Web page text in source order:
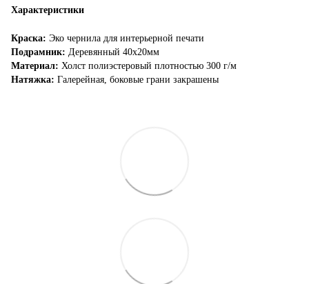
Характеристики
Краска: Эко чернила для интерьерной печати
Подрамник: Деревянный 40х20мм
Материал: Холст полиэстеровый плотностью 300 г/м
Натяжка: Галерейная, боковые грани закрашены